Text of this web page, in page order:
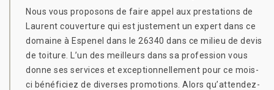
Nous vous proposons de faire appel aux prestations de
Laurent couverture qui est justement un expert dans ce
domaine à Espenel dans le 26340 dans ce milieu de devis
de toiture. L’un des meilleurs dans sa profession vous
donne ses services et exceptionnellement pour ce mois-
ci bénéficiez de diverses promotions. Alors qu’attendez-